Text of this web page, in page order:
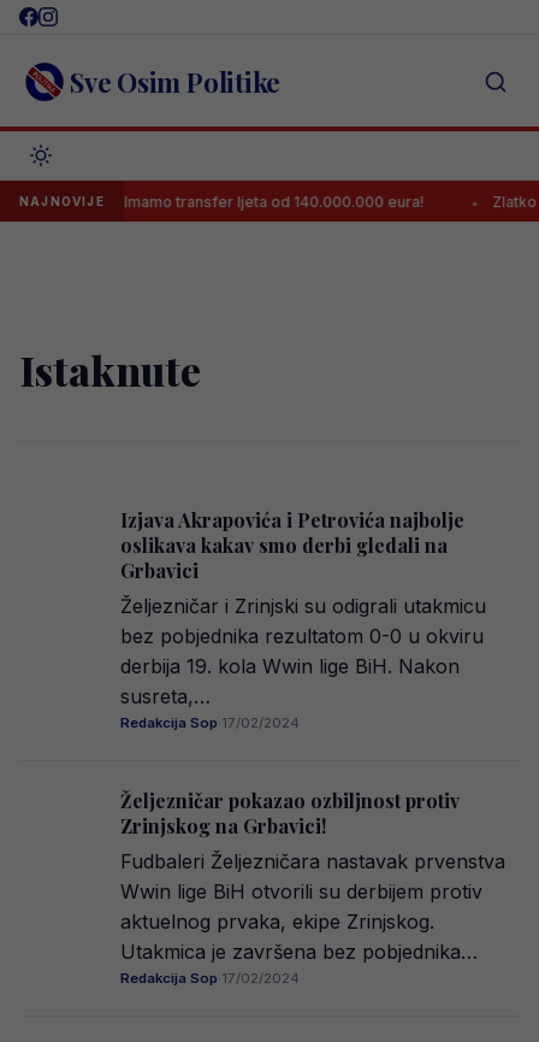
Skip
content Sve Osim Politike
NAJNOVIJE Imamo transfer ljeta od 140.000.000 eura! Zlatko
Istaknute
Izjava Akrapovića i Petrovića najbolje
oslikava kakav smo derbi gledali na
Grbavici
Željezničar i Zrinjski su odigrali utakmicu
bez pobjednika rezultatom 0-0 u okviru
derbija 19. kola Wwin lige BiH. Nakon
susreta,…
Redakcija Sop·17/02/2024
Željezničar pokazao ozbiljnost protiv
Zrinjskog na Grbavici!
Fudbaleri Željezničara nastavak prvenstva
Wwin lige BiH otvorili su derbijem protiv
aktuelnog prvaka, ekipe Zrinjskog.
Utakmica je završena bez pobjednika…
Redakcija Sop·17/02/2024